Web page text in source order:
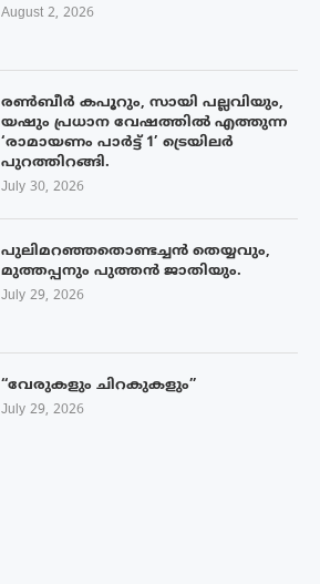
August 2, 2026
രൺബീർ കപൂറും, സായി പല്ലവിയും,
യഷും പ്രധാന വേഷത്തിൽ എത്തുന്ന
‘രാമായണം പാർട്ട് 1’ ട്രെയിലർ
പുറത്തിറങ്ങി.
July 30, 2026
പുലിമറഞ്ഞതൊണ്ടച്ചൻ തെയ്യവും,
മുത്തപ്പനും പുത്തൻ ജാതിയും.
July 29, 2026
“വേരുകളും ചിറകുകളും”
July 29, 2026